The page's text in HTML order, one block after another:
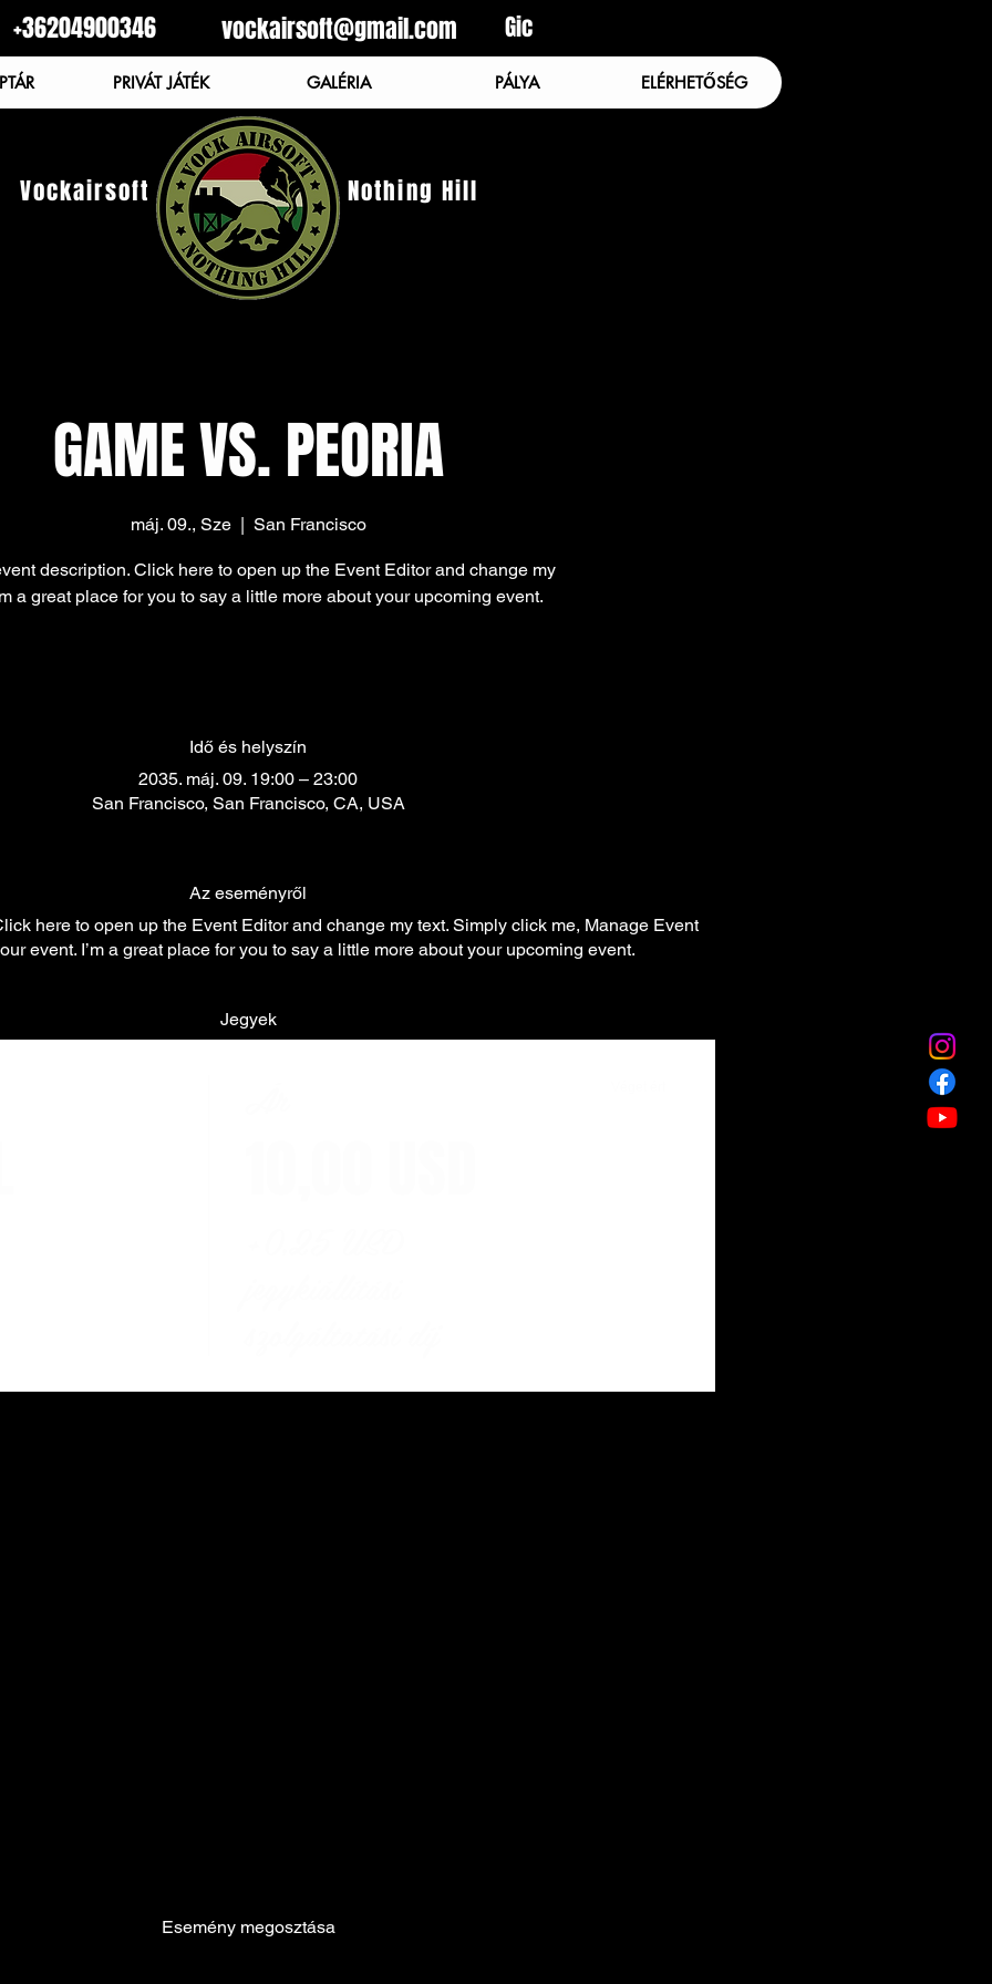
+36204900346 vockairsoft@gmail.com Gic
PRIVÁT JÁTÉK GALÉRIA PÁLYA ELÉRHETŐSÉG
Vockairsoft Nothing Hill
GAME VS. PEORIA
máj. 09., Sze
  |
San Francisco
description. Click here to open up the Event Editor and change my
a great place for you to say a little more about your upcoming event.
Idő és helyszín
2035. máj. 09. 19:00 – 23:00
San Francisco, San Francisco, CA, USA
Az eseményről
here to open up the Event Editor and change my text. Simply click me, Manage Event
event. I’m a great place for you to say a little more about your upcoming event.
Jegyek
Esemény megosztása